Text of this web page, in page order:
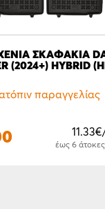
ΣΚΑΦΑΚΙΑ
(2024+) HYBRID
παραγγελίας
έως 6